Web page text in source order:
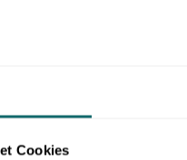
Cookies
wir live dabei beim
Rekordzeit zu
Sport und die